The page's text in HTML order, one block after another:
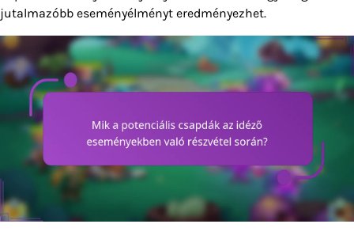
jutalmazóbb eseményélményt eredményezhet.